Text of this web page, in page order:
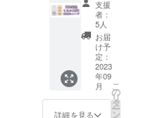
ズ：長
さ90セ
ンチ、
幅34セ
ンチ デ
ザイ
ン：東
奥義塾
の校章
と学校
ブロッ
クスタ
ジオ)が
制作し
ます。
※オプ
ション
にて、
必ず希
望のサ
塾もな
か(6個
入り)】
弘前市
で同窓
生が経
営する
「いな
みや菓
子店」
支援
者：
5人
お届
け予
定：
2023
年09
月
詳細を見る
こ
の
リ
タ
ー
ン